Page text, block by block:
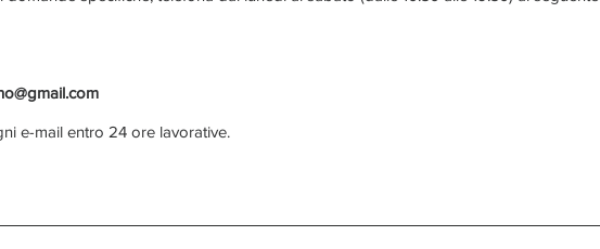
e-mail entro 24 ore lavorative.